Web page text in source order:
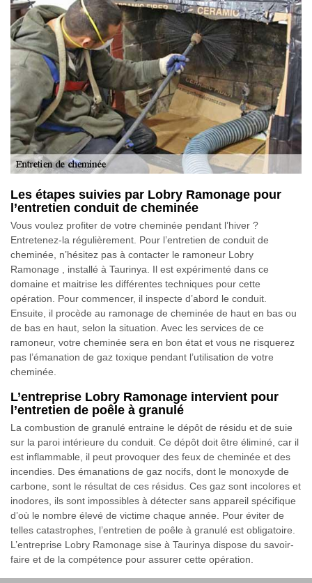
Les étapes suivies par Lobry Ramonage pour
l’entretien conduit de cheminée
Vous voulez profiter de votre cheminée pendant l’hiver ?
Entretenez-la régulièrement. Pour l’entretien de conduit de
cheminée, n’hésitez pas à contacter le ramoneur Lobry
Ramonage , installé à Taurinya. Il est expérimenté dans ce
domaine et maitrise les différentes techniques pour cette
opération. Pour commencer, il inspecte d’abord le conduit.
Ensuite, il procède au ramonage de cheminée de haut en bas ou
de bas en haut, selon la situation. Avec les services de ce
ramoneur, votre cheminée sera en bon état et vous ne risquerez
pas l’émanation de gaz toxique pendant l’utilisation de votre
cheminée.
L’entreprise Lobry Ramonage intervient pour
l’entretien de poêle à granulé
La combustion de granulé entraine le dépôt de résidu et de suie
sur la paroi intérieure du conduit. Ce dépôt doit être éliminé, car il
est inflammable, il peut provoquer des feux de cheminée et des
incendies. Des émanations de gaz nocifs, dont le monoxyde de
carbone, sont le résultat de ces résidus. Ces gaz sont incolores et
inodores, ils sont impossibles à détecter sans appareil spécifique
d’où le nombre élevé de victime chaque année. Pour éviter de
telles catastrophes, l’entretien de poêle à granulé est obligatoire.
L’entreprise Lobry Ramonage sise à Taurinya dispose du savoir-
faire et de la compétence pour assurer cette opération.